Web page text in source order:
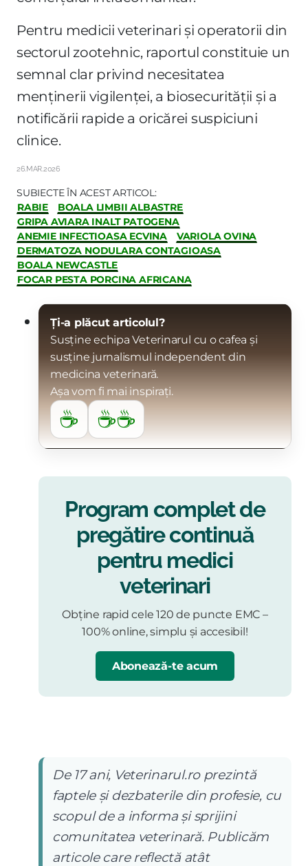
Pentru medicii veterinari și operatorii din
sectorul zootehnic, raportul constituie un
semnal clar privind necesitatea
menținerii vigilenței, a biosecurității și a
notificării rapide a oricărei suspiciuni
clinice.
26.MAR.2026
SUBIECTE ÎN ACEST ARTICOL:
RABIE
BOALA LIMBII ALBASTRE
GRIPA AVIARA INALT PATOGENA
ANEMIE INFECTIOASA ECVINA
VARIOLA OVINA
DERMATOZA NODULARA CONTAGIOASA
BOALA NEWCASTLE
FOCAR PESTA PORCINA AFRICANA
Ți-a plăcut articolul?
Susține echipa Veterinarul cu o cafea și
susține jurnalismul independent din
medicina veterinară.
Așa vom fi mai inspirați.
☕ ☕☕
Program complet de
pregătire continuă
pentru medici
veterinari
Obține rapid cele 120 de puncte EMC –
100% online, simplu și accesibil!
Abonează-te acum
De 17 ani, Veterinarul.ro prezintă
faptele și dezbaterile din profesie, cu
scopul de a informa și sprijini
comunitatea veterinară. Publicăm
articole care reflectă atât